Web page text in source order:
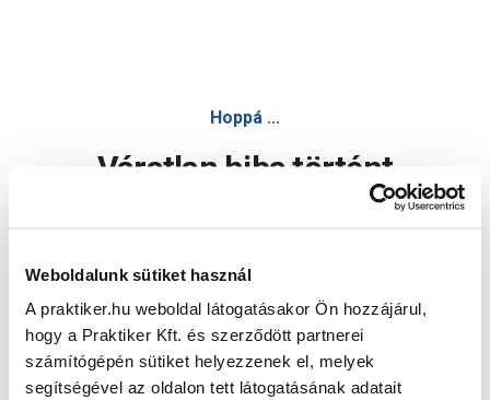
Weboldalunk sütiket használ
A praktiker.hu weboldal látogatásakor Ön hozzájárul,
hogy a Praktiker Kft. és szerződött partnerei
számítógépén sütiket helyezzenek el, melyek
segítségével az oldalon tett látogatásának adatait
Hoppá ...
Váratlan hiba történt
Oldal újratöltése